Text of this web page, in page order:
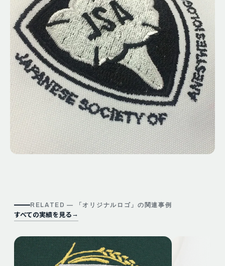
RELATED — 「 オリジナルロゴ 」の関連事例
すべての実績を見る →